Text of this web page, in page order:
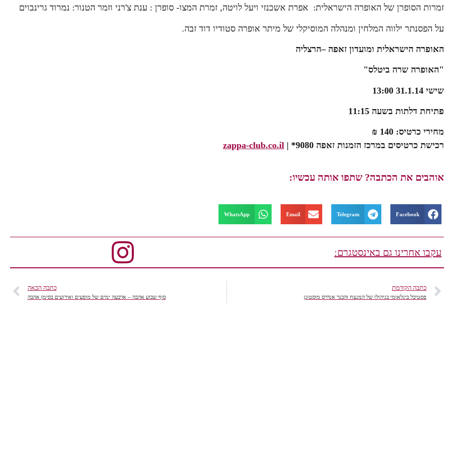
זמרות הסופרן של האופרה הישראלית: אפרת אשכנזי ויעל לויטה, זמרת המצו- סופרן : ענת צ'רני וזמר הטנור: נמרוד גרינבוים
על הפסנתר ילווה המלחין ומנהלה המוסיקלי של מיתר אופרה סטודיו דוד זבה.
האופרה הישראלית ומועדון זאפה –הרצליה
"האופרה שרה ביטלס"
שישי 31.1.14 13:00
פתיחת דלתות בשעה 11:15
מחירי כרטיס: 140 ₪
רכישת כרטיסים במרכז הזמנות זאפה
zappa-club.co.il | *9080
אוהבים את הכתבה? שתפו אותה עכשיו:
Facebook
Telegram
Email
WhatsApp
עקבו אחרינו גם באינסטגרם:
כתבה הקודמת
פסטיבל בינלאומי בניהולו של המנצח והכנר אנדרס מוסטונן
כתבה הבאה
סוף שבוע אהבה – ארבעה ימים של מופעים ואירועים בסימן אהבה